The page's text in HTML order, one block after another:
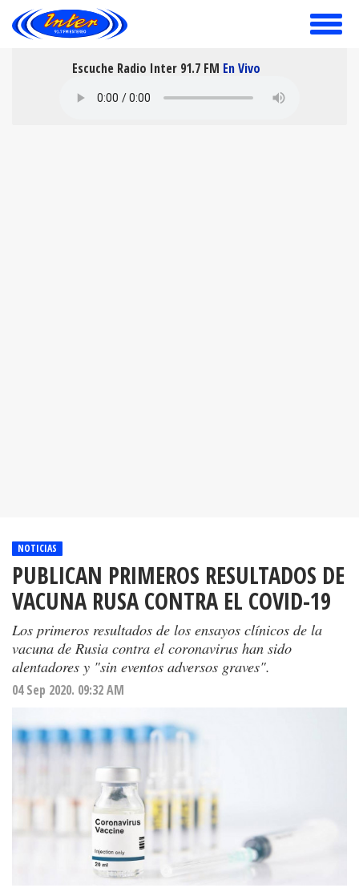
toggle
Escuche Radio Inter 91.7 FM En Vivo
NOTICIAS
PUBLICAN PRIMEROS RESULTADOS DE
VACUNA RUSA CONTRA EL COVID-19
Los primeros resultados de los ensayos clínicos de la
vacuna de Rusia contra el coronavirus han sido
alentadores y "sin eventos adversos graves".
04 Sep 2020. 09:32 AM